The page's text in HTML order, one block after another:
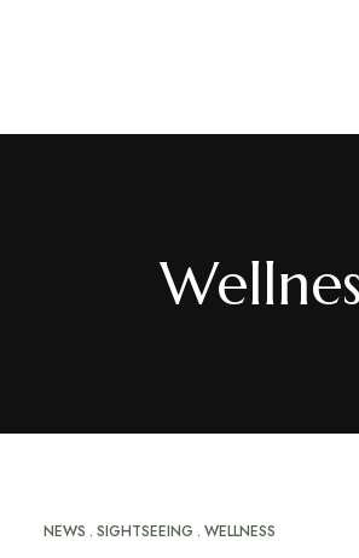
MAI
NEWS SIGHTSEEING WELLNESS